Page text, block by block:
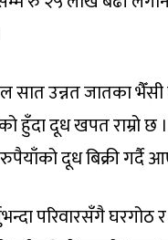
सात उन्नत जातका
हुँदा दूध खपत राम्रो
दूध बिक्री गर्दै
परिवारसँगै घरगोठ